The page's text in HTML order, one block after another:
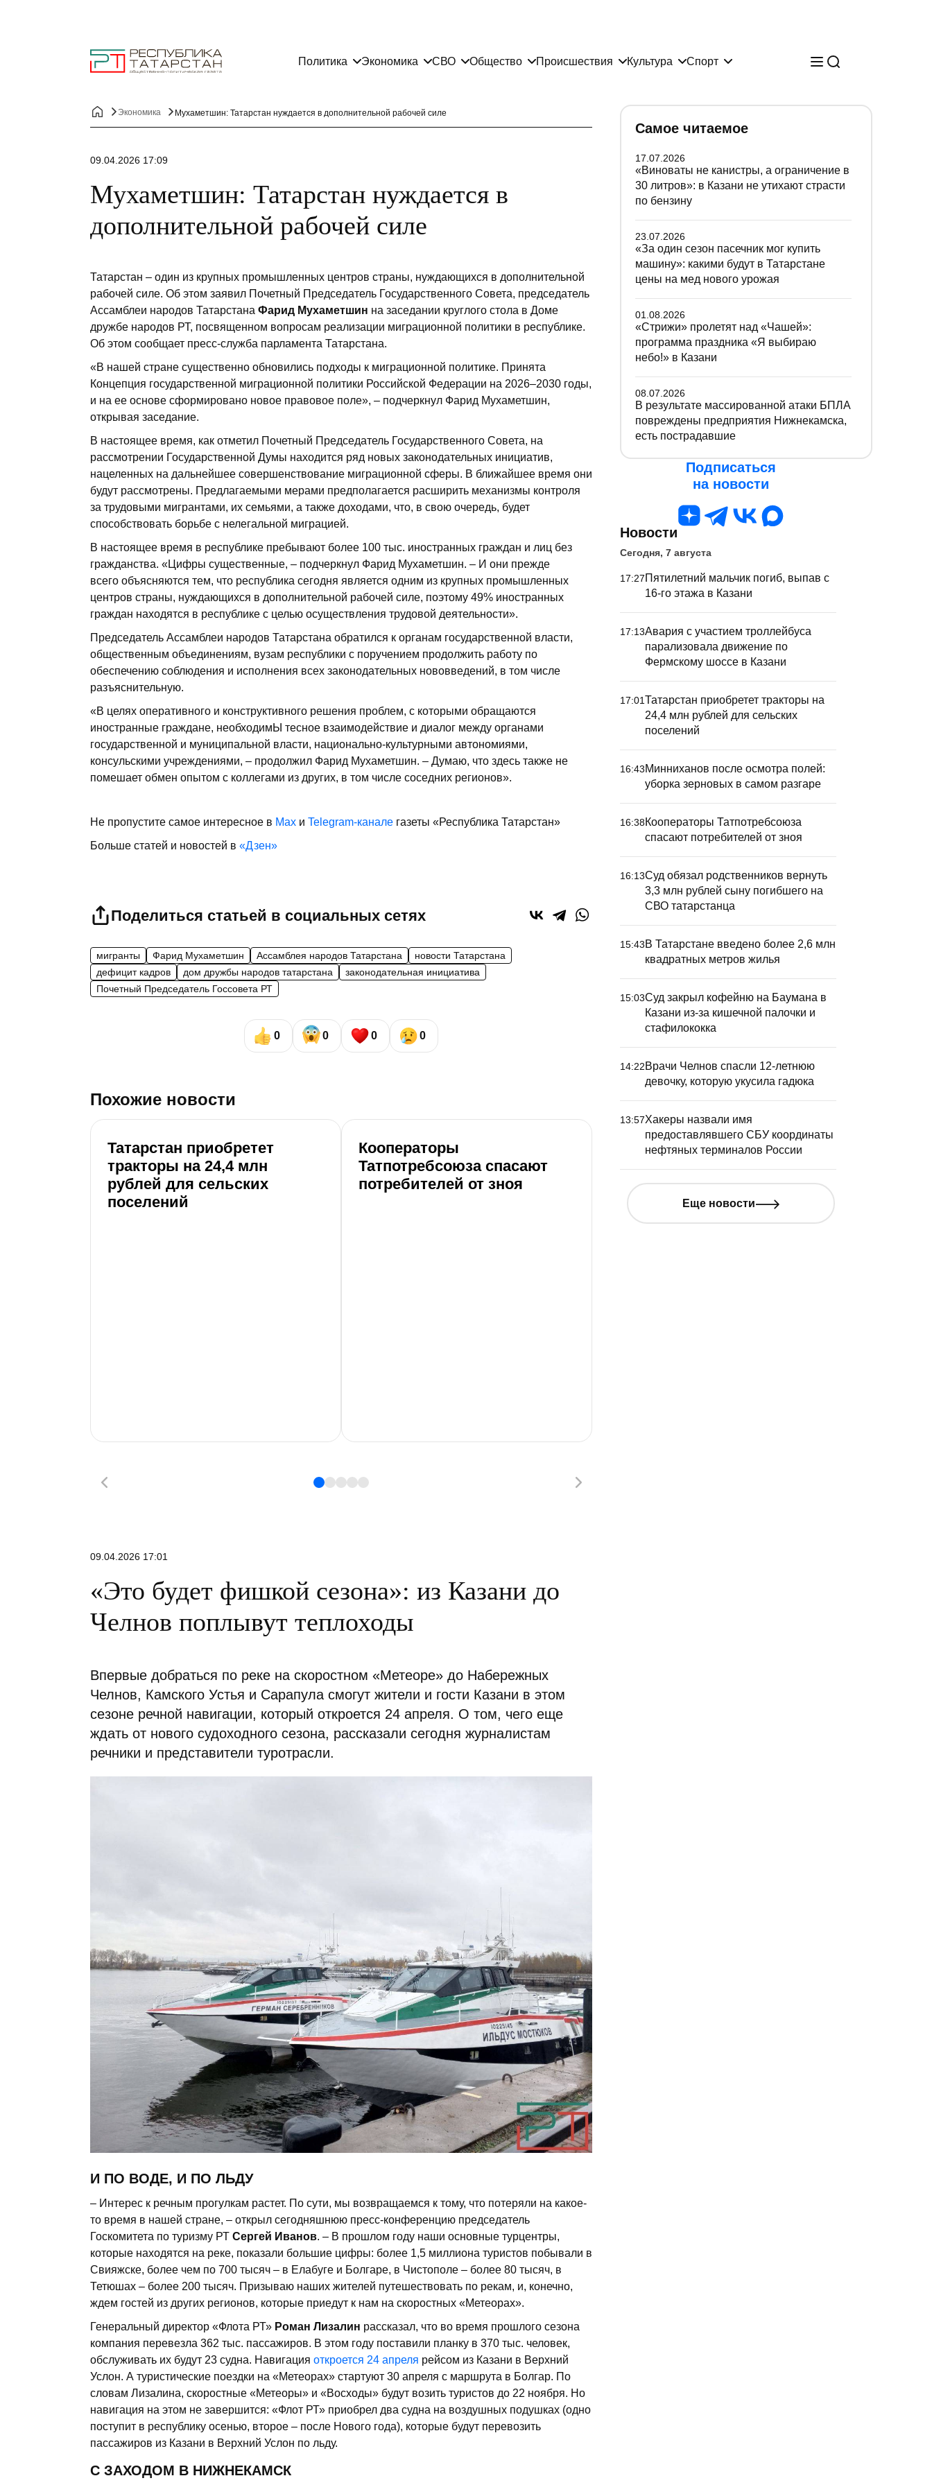
Политика Экономика СВО Общество Происшествия Культура Спорт
Экономика Мухаметшин: Татарстан нуждается в дополнительной рабочей силе
09.04.2026 17:09
Мухаметшин: Татарстан нуждается в
дополнительной рабочей силе
Татарстан – один из крупных промышленных центров страны, нуждающихся в дополнительной
рабочей силе. Об этом заявил Почетный Председатель Государственного Совета, председатель
Ассамблеи народов Татарстана Фарид Мухаметшин на заседании круглого стола в Доме
дружбе народов РТ, посвященном вопросам реализации миграционной политики в республике.
Об этом сообщает пресс-служба парламента Татарстана.
«В нашей стране существенно обновились подходы к миграционной политике. Принята
Концепция государственной миграционной политики Российской Федерации на 2026–2030 годы,
и на ее основе сформировано новое правовое поле», – подчеркнул Фарид Мухаметшин,
открывая заседание.
В настоящее время, как отметил Почетный Председатель Государственного Совета, на
рассмотрении Государственной Думы находится ряд новых законодательных инициатив,
нацеленных на дальнейшее совершенствование миграционной сферы. В ближайшее время они
будут рассмотрены. Предлагаемыми мерами предполагается расширить механизмы контроля
за трудовыми мигрантами, их семьями, а также доходами, что, в свою очередь, будет
способствовать борьбе с нелегальной миграцией.
В настоящее время в республике пребывают более 100 тыс. иностранных граждан и лиц без
гражданства. «Цифры существенные, – подчеркнул Фарид Мухаметшин. – И они прежде
всего объясняются тем, что республика сегодня является одним из крупных промышленных
центров страны, нуждающихся в дополнительной рабочей силе, поэтому 49% иностранных
граждан находятся в республике с целью осуществления трудовой деятельности».
Председатель Ассамблеи народов Татарстана обратился к органам государственной власти,
общественным объединениям, вузам республики с поручением продолжить работу по
обеспечению соблюдения и исполнения всех законодательных нововведений, в том числе
разъяснительную.
«В целях оперативного и конструктивного решения проблем, с которыми обращаются
иностранные граждане, необходимЫ тесное взаимодействие и диалог между органами
государственной и муниципальной власти, национально-культурными автономиями,
консульскими учреждениями, – продолжил Фарид Мухаметшин. – Думаю, что здесь также не
помешает обмен опытом с коллегами из других, в том числе соседних регионов».
Не пропустите самое интересное в Max и Telegram-канале газеты «Республика Татарстан»
Больше статей и новостей в «Дзен»
Поделиться статьей в социальных сетях
мигранты Фарид Мухаметшин Ассамблея народов Татарстана
новости Татарстана
дефицит кадров
дом дружбы народов татарстана
законодательная инициатива
Почетный Председатель Госсовета РТ
0 0 0 0
Похожие новости
Татарстан приобретет
тракторы на 24,4 млн
рублей для сельских
поселений
Кооператоры
Татпотребсоюза спасают
потребителей от зноя
В Татарстане введено более
2,6 млн квадратных метров
жилья
09.04.2026 17:01
«Это будет фишкой сезона»: из Казани до
Челнов поплывут теплоходы
Впервые добраться по реке на скоростном «Метеоре» до Набережных
Челнов, Камского Устья и Сарапула смогут жители и гости Казани в этом
сезоне речной навигации, который откроется 24 апреля. О том, чего еще
ждать от нового судоходного сезона, рассказали сегодня журналистам
речники и представители туротрасли.
И ПО ВОДЕ, И ПО ЛЬДУ
– Интерес к речным прогулкам растет. По сути, мы возвращаемся к тому, что потеряли на какое-
то время в нашей стране, – открыл сегодняшнюю пресс-конференцию председатель
Госкомитета по туризму РТ Сергей Иванов. – В прошлом году наши основные турцентры,
которые находятся на реке, показали большие цифры: более 1,5 миллиона туристов побывали в
Свияжске, более чем по 700 тысяч – в Елабуге и Болгаре, в Чистополе – более 80 тысяч, в
Тетюшах – более 200 тысяч. Призываю наших жителей путешествовать по рекам, и, конечно,
ждем гостей из других регионов, которые приедут к нам на скоростных «Метеорах».
Генеральный директор «Флота РТ» Роман Лизалин рассказал, что во время прошлого сезона
компания перевезла 362 тыс. пассажиров. В этом году поставили планку в 370 тыс. человек,
обслуживать их будут 23 судна. Навигация откроется 24 апреля рейсом из Казани в Верхний
Услон. А туристические поездки на «Метеорах» стартуют 30 апреля с маршрута в Болгар. По
словам Лизалина, скоростные «Метеоры» и «Восходы» будут возить туристов до 22 ноября. Но
навигация на этом не завершится: «Флот РТ» приобрел два судна на воздушных подушках (одно
поступит в республику осенью, второе – после Нового года), которые будут перевозить
пассажиров из Казани в Верхний Услон по льду.
С ЗАХОДОМ В НИЖНЕКАМСК
Самое читаемое
17.07.2026
«Виноваты не канистры, а ограничение в
30 литров»: в Казани не утихают страсти
по бензину
23.07.2026
«За один сезон пасечник мог купить
машину»: какими будут в Татарстане
цены на мед нового урожая
01.08.2026
«Стрижи» пролетят над «Чашей»:
программа праздника «Я выбираю
небо!» в Казани
08.07.2026
В результате массированной атаки БПЛА
повреждены предприятия Нижнекамска,
есть пострадавшие
Подписаться
на новости
Новости
Сегодня, 7 августа
17:27Пятилетний мальчик погиб, выпав с
16-го этажа в Казани
17:13Авария с участием троллейбуса
парализовала движение по
Фермскому шоссе в Казани
17:01Татарстан приобретет тракторы на
24,4 млн рублей для сельских
поселений
16:43Минниханов после осмотра полей:
уборка зерновых в самом разгаре
16:38Кооператоры Татпотребсоюза
спасают потребителей от зноя
16:13Суд обязал родственников вернуть
3,3 млн рублей сыну погибшего на
СВО татарстанца
15:43В Татарстане введено более 2,6 млн
квадратных метров жилья
15:03Суд закрыл кофейню на Баумана в
Казани из-за кишечной палочки и
стафилококка
14:22Врачи Челнов спасли 12-летнюю
девочку, которую укусила гадюка
13:57Хакеры назвали имя
предоставлявшего СБУ координаты
нефтяных терминалов России
Еще новости